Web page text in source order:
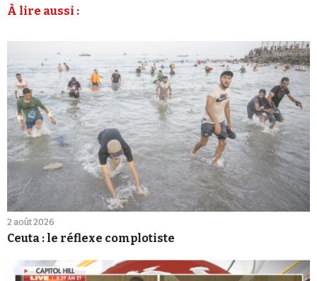
À lire aussi :
2 août 2026
Ceuta : le réflexe complotiste